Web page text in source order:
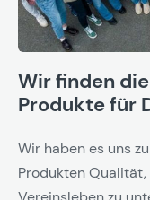
Wir finden
Produkte für
Wir haben es uns
Produkten